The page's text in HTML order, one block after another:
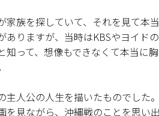
家族を探していて、それを見て本
ありますが、当時はKBSやヨイド
知って、想像もできなくて本当に
主人公の人生を描いたものでした
を見ながら、沖縄戦のことを思い